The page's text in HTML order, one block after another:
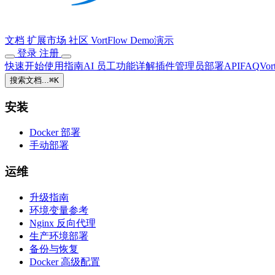
文档 扩展市场 社区 VortFlow Demo演示
登录 注册
快速开始使用指南AI 员工功能详解插件管理员部署APIFAQ
搜索文档...⌘K
安装
Docker 部署
手动部署
运维
升级指南
环境变量参考
Nginx 反向代理
生产环境部署
备份与恢复
Docker 高级配置